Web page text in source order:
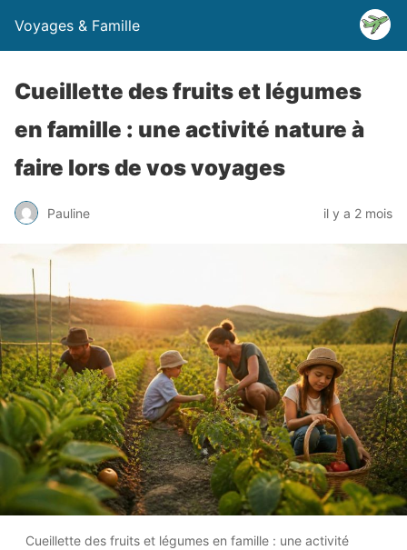
Voyages & Famille
Cueillette des fruits et légumes
en famille : une activité nature à
faire lors de vos voyages
Pauline il y a 2 mois
Cueillette des fruits et légumes en famille : une activité